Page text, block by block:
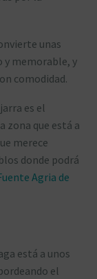
unas
y memorable, y
comodidad.
es el
zona que está a
merece
donde podrá
Agria de
está a unos
el